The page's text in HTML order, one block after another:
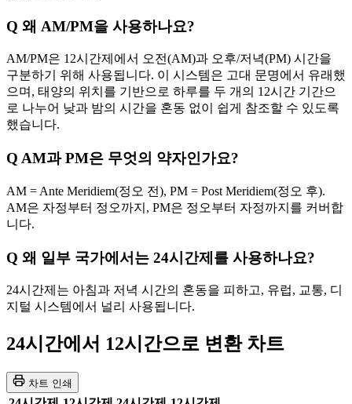
Q 왜 AM/PM을 사용하나요?
AM/PM은 12시간제에서 오전(AM)과 오후/저녁(PM) 시간을
구분하기 위해 사용됩니다. 이 시스템은 고대 문명에서 유래했
으며, 태양의 위치를 기반으로 하루를 두 개의 12시간 기간으
로 나누어 낮과 밤의 시간을 혼동 없이 쉽게 참조할 수 있도록
했습니다.
Q AM과 PM은 무엇의 약자인가요?
AM = Ante Meridiem(정오 전), PM = Post Meridiem(정오 후).
AM은 자정부터 정오까지, PM은 정오부터 자정까지를 커버합
니다.
Q 왜 일부 국가에서는 24시간제를 사용하나요?
24시간제는 아침과 저녁 시간의 혼동을 피하고, 유럽, 교통, 디
지털 시스템에서 널리 사용됩니다.
24시간에서 12시간으로 변환 차트
차트 인쇄